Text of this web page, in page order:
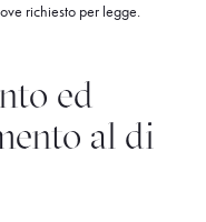
richiesto per legge.
ed
al di